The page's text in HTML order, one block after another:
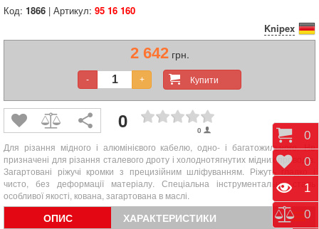
Код: 1866 | Артикул: 95 16 160
Knipex
2 642грн.
Купити
- +
0 0
Для різання мідного і алюмінієвого кабелю, одно- і багатожильного. Не
призначені для різання сталевого дроту і холоднотягнутих мідних проводів.
Загартовані ріжучі кромки з прецизійним шліфуванням. Ріжуть гладко і
чисто, без деформації матеріалу. Спеціальна інструментальна сталь
особливої якості, кована, загартована в маслі.
ОПИС ХАРАКТЕРИСТИКИ
0
0
1
0